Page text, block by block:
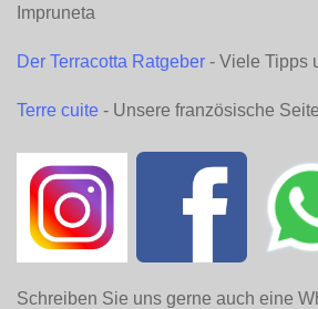
Impruneta
Der Terracotta Ratgeber - Viele Tipps
Terre cuite - Unsere französische Seite
Schreiben Sie uns gerne auch eine